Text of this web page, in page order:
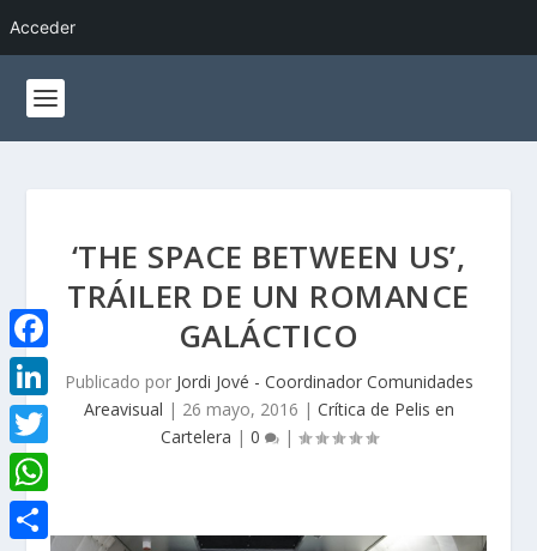
Acceder
‘THE SPACE BETWEEN US’,
TRÁILER DE UN ROMANCE
GALÁCTICO
Publicado por Jordi Jové - Coordinador Comunidades
Areavisual | 26 mayo, 2016 | Crítica de Pelis en
Cartelera | 0 |
F
a
c
e
b
L
i
n
k
T
w
i
W